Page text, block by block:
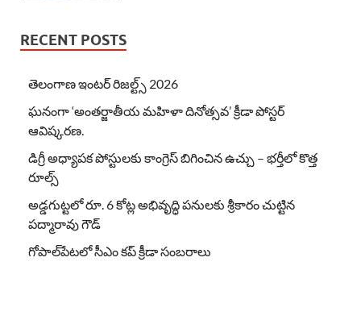
RECENT POSTS
తెలంగాణ ఇంటర్ రిజల్ట్స్ 2026
ఘనంగా ‘అంతర్జాతీయ మహిళా దినోత్సవ’ క్రీడా పోస్టర్
ఆవిష్కరణ.
డిగ్రీ అధ్యాపక పోస్టులకు కాంగ్రెస్ బిగించిన ఉచ్చు – భర్తీలో కొత్త
రూల్స్
అడ్డగుట్టలో రూ. 6 కోట్ల అభివృద్ధి పనులకు శ్రీకారం చుట్టిన
పద్మారావు గౌడ్
గోపాల్‌పేటలో సీఎం కప్ క్రీడా సంబరాలు